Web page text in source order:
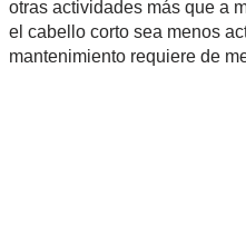
otras actividades más que a
el cabello corto sea menos
mantenimiento requiere de